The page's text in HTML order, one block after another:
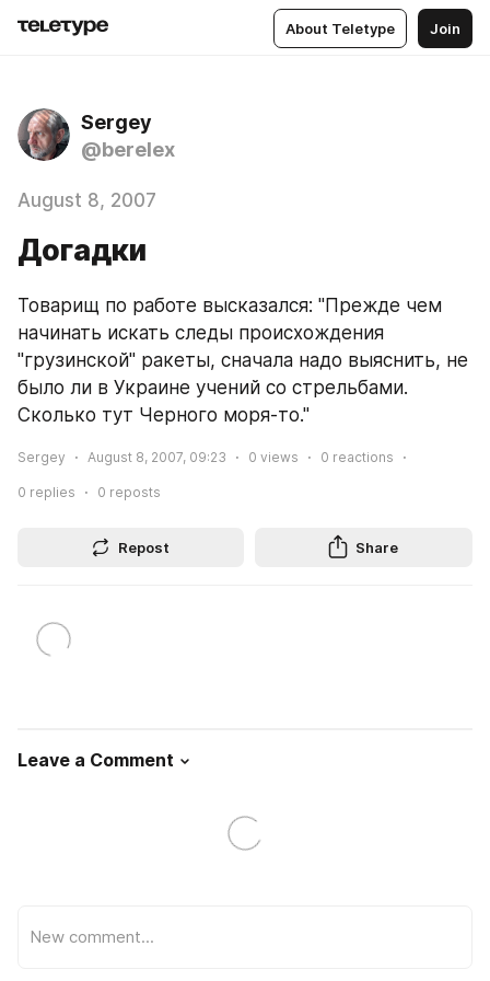
About Teletype Join
Sergey
@berelex
August 8, 2007
Догадки
Товарищ по работе высказался: "Прежде чем
начинать искать следы происхождения
"грузинской" ракеты, сначала надо выяснить, не
было ли в Украине учений со стрельбами.
Сколько тут Черного моря-то."
Sergey August 8, 2007, 09:23 0 views 0 reactions
0 replies 0 reposts
Repost Share
Leave a Comment